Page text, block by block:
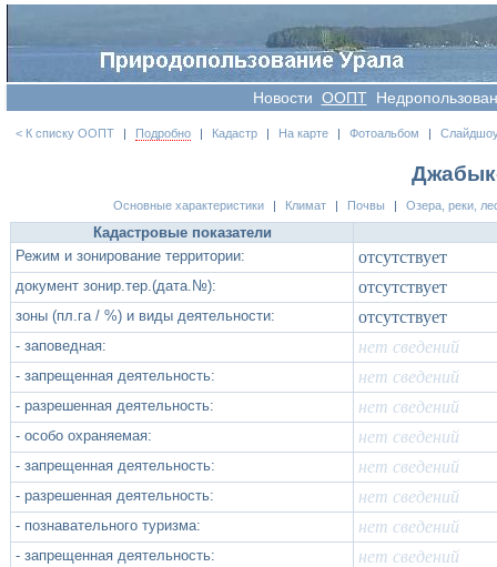
Новости OOПT
< К списку ООПТ | Подробно | Кадастр | На карте | Фотоальбом |
Основные характеристики Климат Почвы Озера, реки,
Кадастровые показатели
Режим и зонирование территории:
отсутствует
документ зонир.тер.(дата.№): отсутствует
зоны (пл.га / %) и виды деятельности: отсутствует
- заповедная: нет сведений
- запрещенная деятельность: нет сведений
- разрешенная деятельность: нет сведений
- особо охраняемая: нет сведений
- запрещенная деятельность: нет сведений
- разрешенная деятельность: нет сведений
- познавательного туризма: нет сведений
- запрещенная деятельность: нет сведений